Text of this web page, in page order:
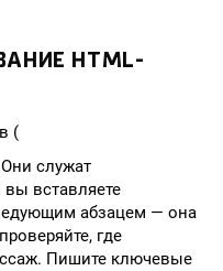
HTML-
(
служат
вставляете
абзацем — она
где
Пишите ключевые